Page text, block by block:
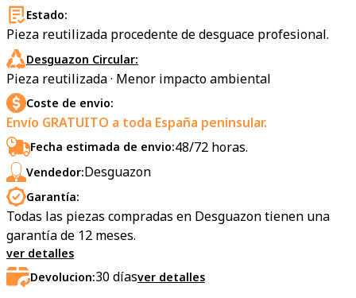
Estado:
Pieza reutilizada procedente de desguace profesional.
Desguazon Circular:
Pieza reutilizada · Menor impacto ambiental
Coste de envio:
Envío GRATUITO a toda España peninsular.
Fecha estimada de envio:48/72 horas.
Vendedor:Desguazon
Garantía:
Todas las piezas compradas en Desguazon tienen una
garantía de 12 meses.
ver detalles
Devolucion:30díasver detalles